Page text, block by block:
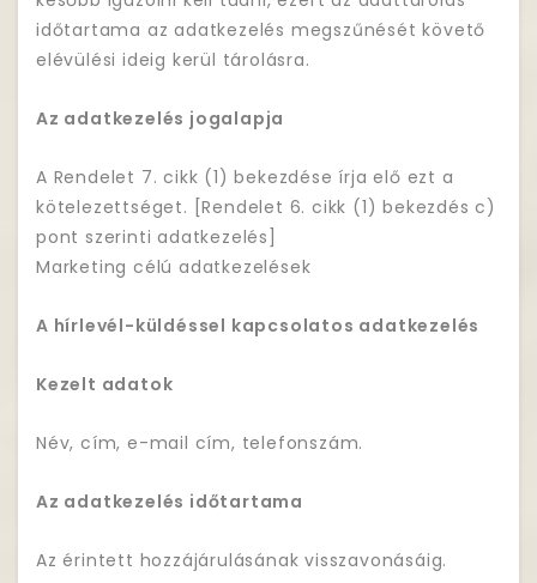
időtartama az adatkezelés megszűnését követő
elévülési ideig kerül tárolásra.
Az adatkezelés jogalapja
A Rendelet 7. cikk (1) bekezdése írja elő ezt a
kötelezettséget. [Rendelet 6. cikk (1) bekezdés c)
pont szerinti adatkezelés]
Marketing célú adatkezelések
A hírlevél-küldéssel kapcsolatos adatkezelés
Kezelt adatok
Név, cím, e-mail cím, telefonszám.
Az adatkezelés időtartama
Az érintett hozzájárulásának visszavonásáig.